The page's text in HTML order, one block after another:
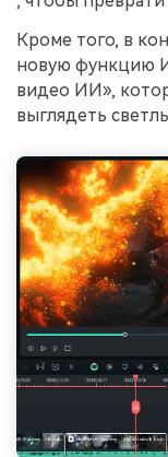
Кроме того, в
новую функцию
видео ИИ»,
выглядеть